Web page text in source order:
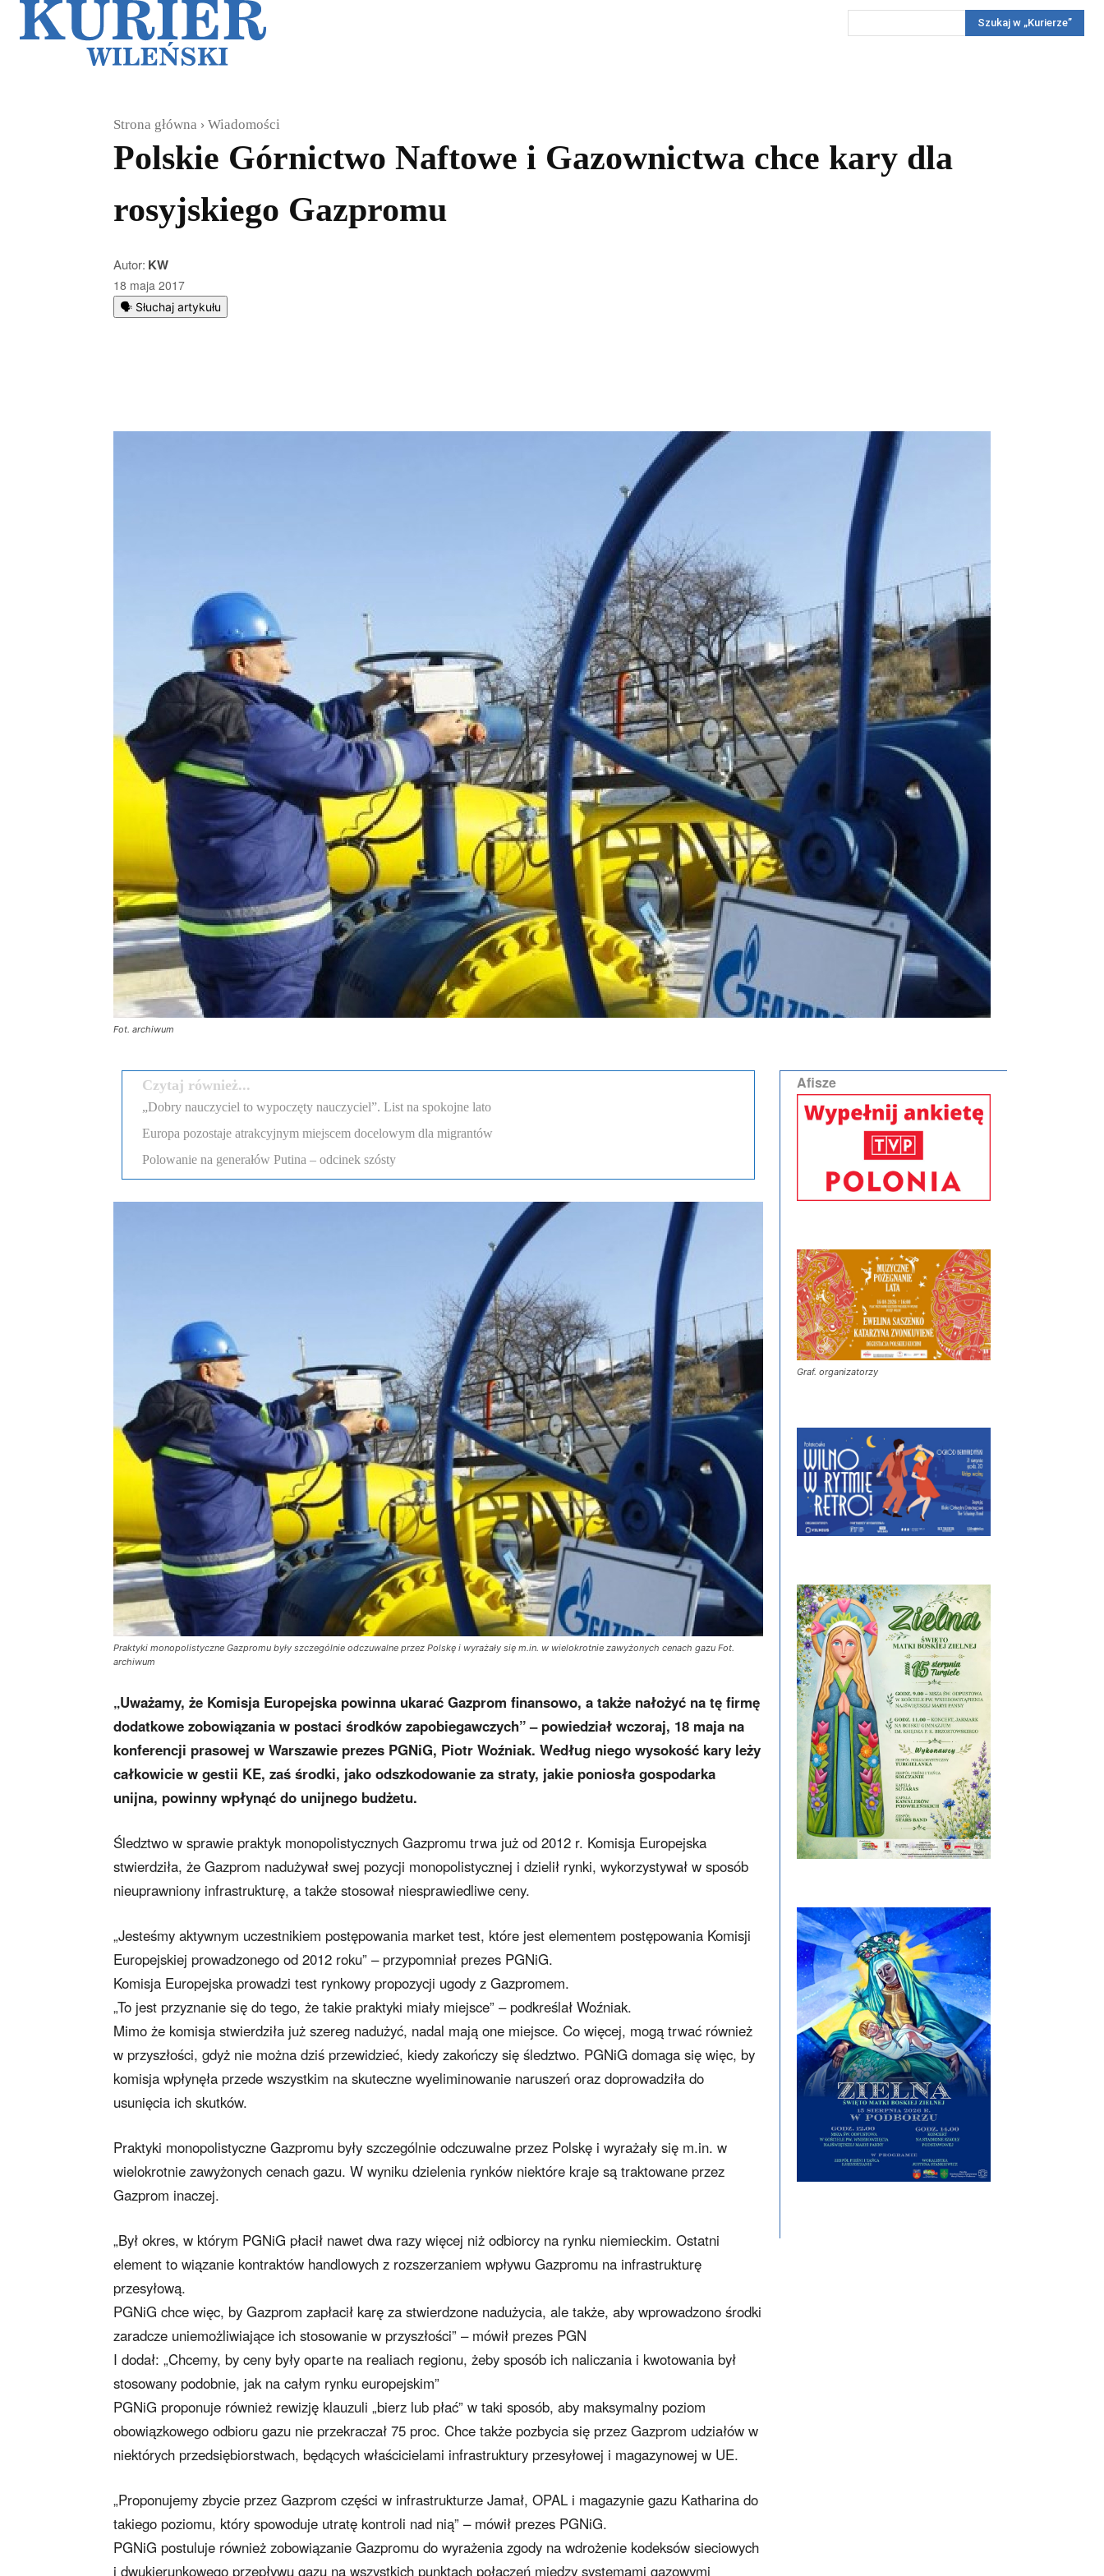
Reportaż KonkursyWięcej
Szukaj w „Kurierze”
Strona główna Wiadomości
Polskie Górnictwo Naftowe i Gazownictwa chce kary dla
rosyjskiego Gazpromu
Autor: KW
18 maja 2017
🗣️ Słuchaj artykułu
Fot. archiwum
Czytaj również...
„Dobry nauczyciel to wypoczęty nauczyciel”. List na spokojne lato
Europa pozostaje atrakcyjnym miejscem docelowym dla migrantów
Polowanie na generałów Putina – odcinek szósty
Praktyki monopolistyczne Gazpromu były szczególnie odczuwalne przez Polskę i wyrażały się m.in. w wielokrotnie zawyżonych cenach gazu Fot.
archiwum
„Uważamy, że Komisja Europejska powinna ukarać Gazprom finansowo, a także nałożyć na tę firmę
dodatkowe zobowiązania w postaci środków zapobiegawczych” – powiedział wczoraj, 18 maja na
konferencji prasowej w Warszawie prezes PGNiG, Piotr Woźniak. Według niego wysokość kary leży
całkowicie w gestii KE, zaś środki, jako odszkodowanie za straty, jakie poniosła gospodarka
unijna, powinny wpłynąć do unijnego budżetu.
Śledztwo w sprawie praktyk monopolistycznych Gazpromu trwa już od 2012 r. Komisja Europejska
stwierdziła, że Gazprom nadużywał swej pozycji monopolistycznej i dzielił rynki, wykorzystywał w sposób
nieuprawniony infrastrukturę, a także stosował niesprawiedliwe ceny.
„Jesteśmy aktywnym uczestnikiem postępowania market test, które jest elementem postępowania Komisji
Europejskiej prowadzonego od 2012 roku” – przypomniał prezes PGNiG.
Komisja Europejska prowadzi test rynkowy propozycji ugody z Gazpromem.
„To jest przyznanie się do tego, że takie praktyki miały miejsce” – podkreślał Woźniak.
Mimo że komisja stwierdziła już szereg nadużyć, nadal mają one miejsce. Co więcej, mogą trwać również
w przyszłości, gdyż nie można dziś przewidzieć, kiedy zakończy się śledztwo. PGNiG domaga się więc, by
komisja wpłynęła przede wszystkim na skuteczne wyeliminowanie naruszeń oraz doprowadziła do
usunięcia ich skutków.
Praktyki monopolistyczne Gazpromu były szczególnie odczuwalne przez Polskę i wyrażały się m.in. w
wielokrotnie zawyżonych cenach gazu. W wyniku dzielenia rynków niektóre kraje są traktowane przez
Gazprom inaczej.
„Był okres, w którym PGNiG płacił nawet dwa razy więcej niż odbiorcy na rynku niemieckim. Ostatni
element to wiązanie kontraktów handlowych z rozszerzaniem wpływu Gazpromu na infrastrukturę
przesyłową.
PGNiG chce więc, by Gazprom zapłacił karę za stwierdzone nadużycia, ale także, aby wprowadzono środki
zaradcze uniemożliwiające ich stosowanie w przyszłości” – mówił prezes PGN
I dodał: „Chcemy, by ceny były oparte na realiach regionu, żeby sposób ich naliczania i kwotowania był
stosowany podobnie, jak na całym rynku europejskim”
PGNiG proponuje również rewizję klauzuli „bierz lub płać” w taki sposób, aby maksymalny poziom
obowiązkowego odbioru gazu nie przekraczał 75 proc. Chce także pozbycia się przez Gazprom udziałów w
niektórych przedsiębiorstwach, będących właścicielami infrastruktury przesyłowej i magazynowej w UE.
„Proponujemy zbycie przez Gazprom części w infrastrukturze Jamał, OPAL i magazynie gazu Katharina do
takiego poziomu, który spowoduje utratę kontroli nad nią” – mówił prezes PGNiG.
PGNiG postuluje również zobowiązanie Gazpromu do wyrażenia zgody na wdrożenie kodeksów sieciowych
i dwukierunkowego przepływu gazu na wszystkich punktach połączeń między systemami gazowymi
Afisze
Graf. organizatorzy